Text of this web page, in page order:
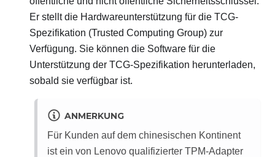
Er stellt die Hardwareunterstützung für die TCG-
Spezifikation (Trusted Computing Group) zur
Verfügung. Sie können die Software für die
Unterstützung der TCG-Spezifikation herunterladen,
sobald sie verfügbar ist.
ANMERKUNG
Für Kunden auf dem chinesischen Kontinent
ist ein von Lenovo qualifizierter TPM-Adapter